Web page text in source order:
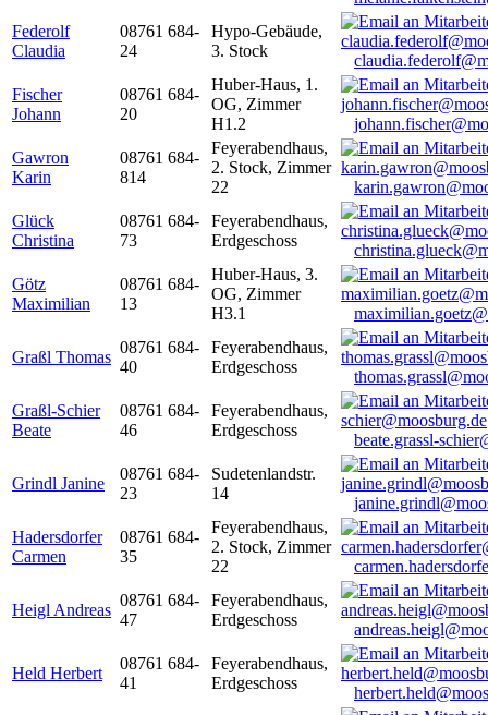
Federolf
Claudia
08761 684-
24
Hypo-Gebäude,
3. Stock
Fischer
Johann
08761 684-
20
Huber-Haus, 1.
OG, Zimmer
H1.2
Gawron
Karin
08761 684-
814
Feyerabendhaus,
2. Stock, Zimmer
22
Glück
Christina
08761 684-
73
Feyerabendhaus,
Erdgeschoss
Götz
Maximilian
08761 684-
13
Huber-Haus, 3.
OG, Zimmer
H3.1
Graßl Thomas
08761 684-
40
Feyerabendhaus,
Erdgeschoss
Graßl-Schier
Beate
08761 684-
46
Feyerabendhaus,
Erdgeschoss
beate.grassl-
Grindl Janine
08761 684-
23
Sudetenlandstr.
14
Hadersdorfer
Carmen
08761 684-
35
Feyerabendhaus,
2. Stock, Zimmer
22
Heigl Andreas
08761 684-
47
Feyerabendhaus,
Erdgeschoss
Held Herbert
08761 684-
41
Feyerabendhaus,
Erdgeschoss